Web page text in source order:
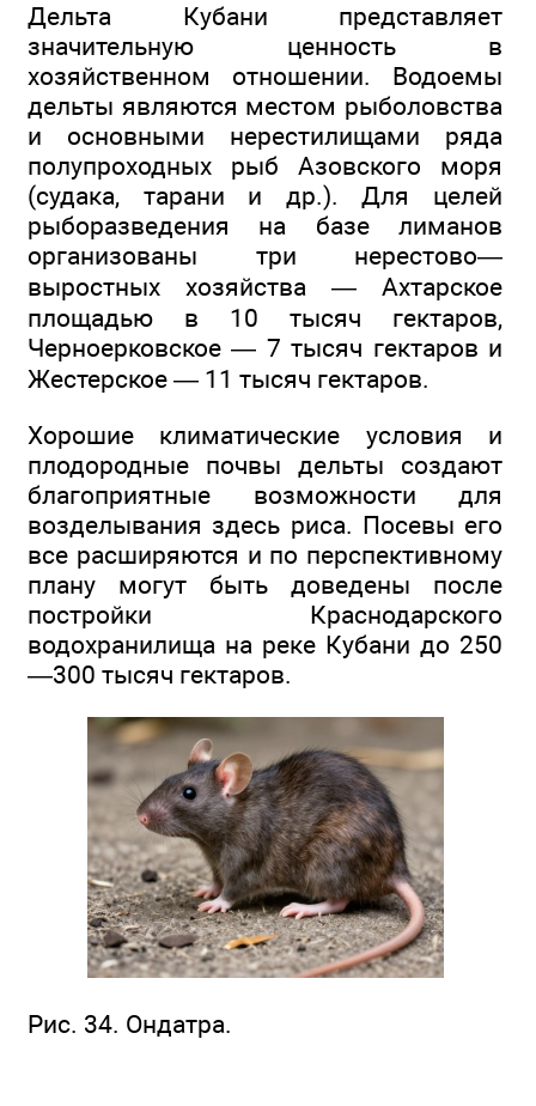
Дельта Кубани представляет
значительную ценность в
хозяйственном отношении. Водоемы
дельты являются местом рыболовства
и основными нерестилищами ряда
полупроходных рыб Азовского моря
(судака, тарани и др.). Для целей
рыборазведения на базе лиманов
организованы три нерестово—
выростных хозяйства — Ахтарское
площадью в 10 тысяч гектаров,
Черноерковское — 7 тысяч гектаров и
Жестерское — 11 тысяч гектаров.
Хорошие климатические условия и
плодородные почвы дельты создают
благоприятные возможности для
возделывания здесь риса. Посевы его
все расширяются и по перспективному
плану могут быть доведены после
постройки Краснодарского
водохранилища на реке Кубани до 250
—300 тысяч гектаров.
Рис. 34. Ондатра.